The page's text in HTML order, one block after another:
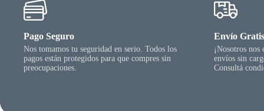
Pago Seguro
Nos tomamos tu seguridad en serio. Todos los
pagos están protegidos para que compres sin
preocupaciones.
Envío Gratis
¡Nosotros
envíos sin
Consultá